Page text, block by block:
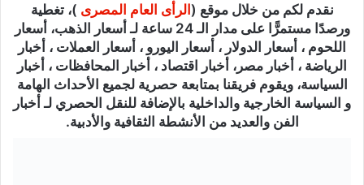
نقدم لكم من خلال موقع (الرأى العام المصرى )، تغطية
ورصدًا مستمرًّا على مدار الـ 24 ساعة لـ أسعار الذهب، أسعار
اللحوم ، أسعار الدولار ، أسعار اليورو ، أسعار العملات ، أخبار
الرياضة ، أخبار مصر، أخبار اقتصاد ، أخبار المحافظات ، أخبار
السياسة، ويقوم فريقنا بمتابعة حصرية لجميع الأحداث الهامة
و السياسة الخارجية والداخلية بالإضافة للنقل الحصري لـ أخبار
الفن والعديد من الأنشطة الثقافية والأدبية.